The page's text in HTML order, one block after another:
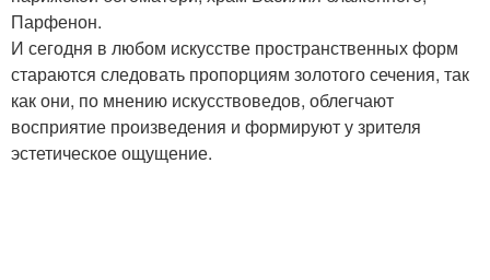
Парфенон.
И сегодня в любом искусстве пространственных форм
стараются следовать пропорциям золотого сечения, так
как они, по мнению искусствоведов, облегчают
восприятие произведения и формируют у зрителя
эстетическое ощущение.